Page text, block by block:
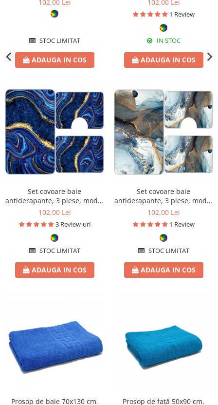
102,00 Lei
STOC LIMITAT
ADAUGA IN COS
102,00 Lei
1 Review
IN STOC
ADAUGA IN COS
Set covoare baie
antiderapante, 3 piese, model
abstract cu accente aurii
102,00 Lei
3 Review-uri
STOC LIMITAT
ADAUGA IN COS
Set covoare baie
antiderapante, 3 piese, model
albastru cu accente aurii
102,00 Lei
1 Review
STOC LIMITAT
ADAUGA IN COS
Prosop de baie 70x130 cm, Prosop de față 50x90 cm,